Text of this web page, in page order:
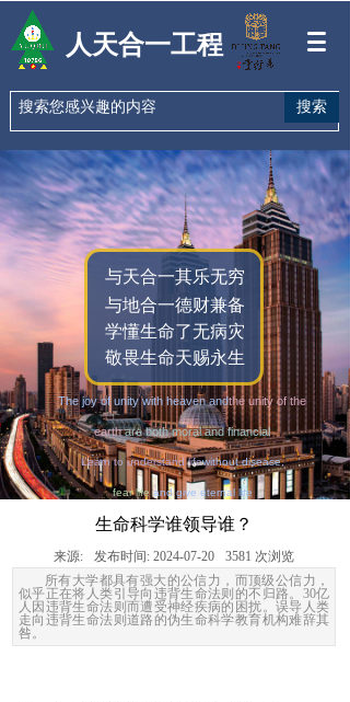
人天合一工程
搜索
与天合一其乐无穷
与地合一德财兼备
学懂生命了无病灾
敬畏生命天赐永生
The joy of unity with heaven andthe unity of the
earth are both moral and financial
Learn to understand lifewithout disease,
fear life and give eternal life
生命科学谁领导谁？
来源: 发布时间: 2024-07-20 3581 次浏览
所有大学都具有强大的公信力，而顶级公信力，
似乎正在将人类引导向违背生命法则的不归路。30亿
人因违背生命法则而遭受神经疾病的困扰。误导人类
走向违背生命法则道路的伪生命科学教育机构难辞其
咎。